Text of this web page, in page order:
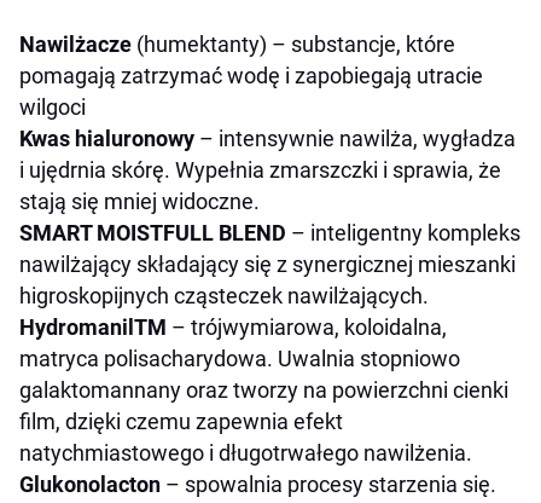
Nawilżacze (humektanty) – substancje, które
pomagają zatrzymać wodę i zapobiegają utracie
wilgoci
Kwas hialuronowy – intensywnie nawilża, wygładza
i ujędrnia skórę. Wypełnia zmarszczki i sprawia, że
stają się mniej widoczne.
SMART MOISTFULL BLEND – inteligentny kompleks
nawilżający składający się z synergicznej mieszanki
higroskopijnych cząsteczek nawilżających.
Hydromanil TM – trójwymiarowa, koloidalna,
matryca polisacharydowa. Uwalnia stopniowo
galaktomannany oraz tworzy na powierzchni cienki
film, dzięki czemu zapewnia efekt
natychmiastowego i długotrwałego nawilżenia.
Glukonolacton – spowalnia procesy starzenia się.